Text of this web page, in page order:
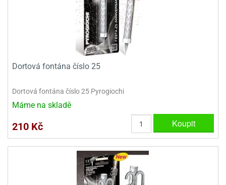
Dortová fontána číslo 25
Dortová fontána číslo 25 Pyrogiochi
Máme na skladě
210 Kč Koupit